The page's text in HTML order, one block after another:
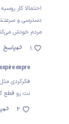
احتمالا کار
دسترسی و سرعتش
مردم خودش
پاسخ
1
expire expre
فکرکردی
نت رو قطع
2